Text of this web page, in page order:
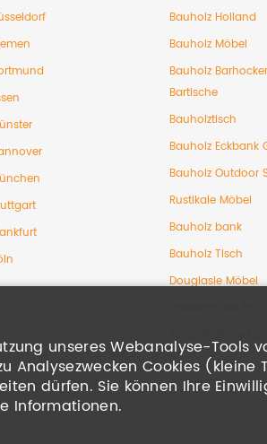
Bauholz Holland
Bauholz Möbel
Bauholz
Bartische
Bauholztisch
Bauholz Eckbank
Bauholz Outdoor
Rustikale Möbel
Bauholz bank
Bauholz Tisch
Douglasie Möbel
unseres Webanalyse-Tools
Analysezwecken Cookies
dürfen. Sie können Ihre
Informationen.